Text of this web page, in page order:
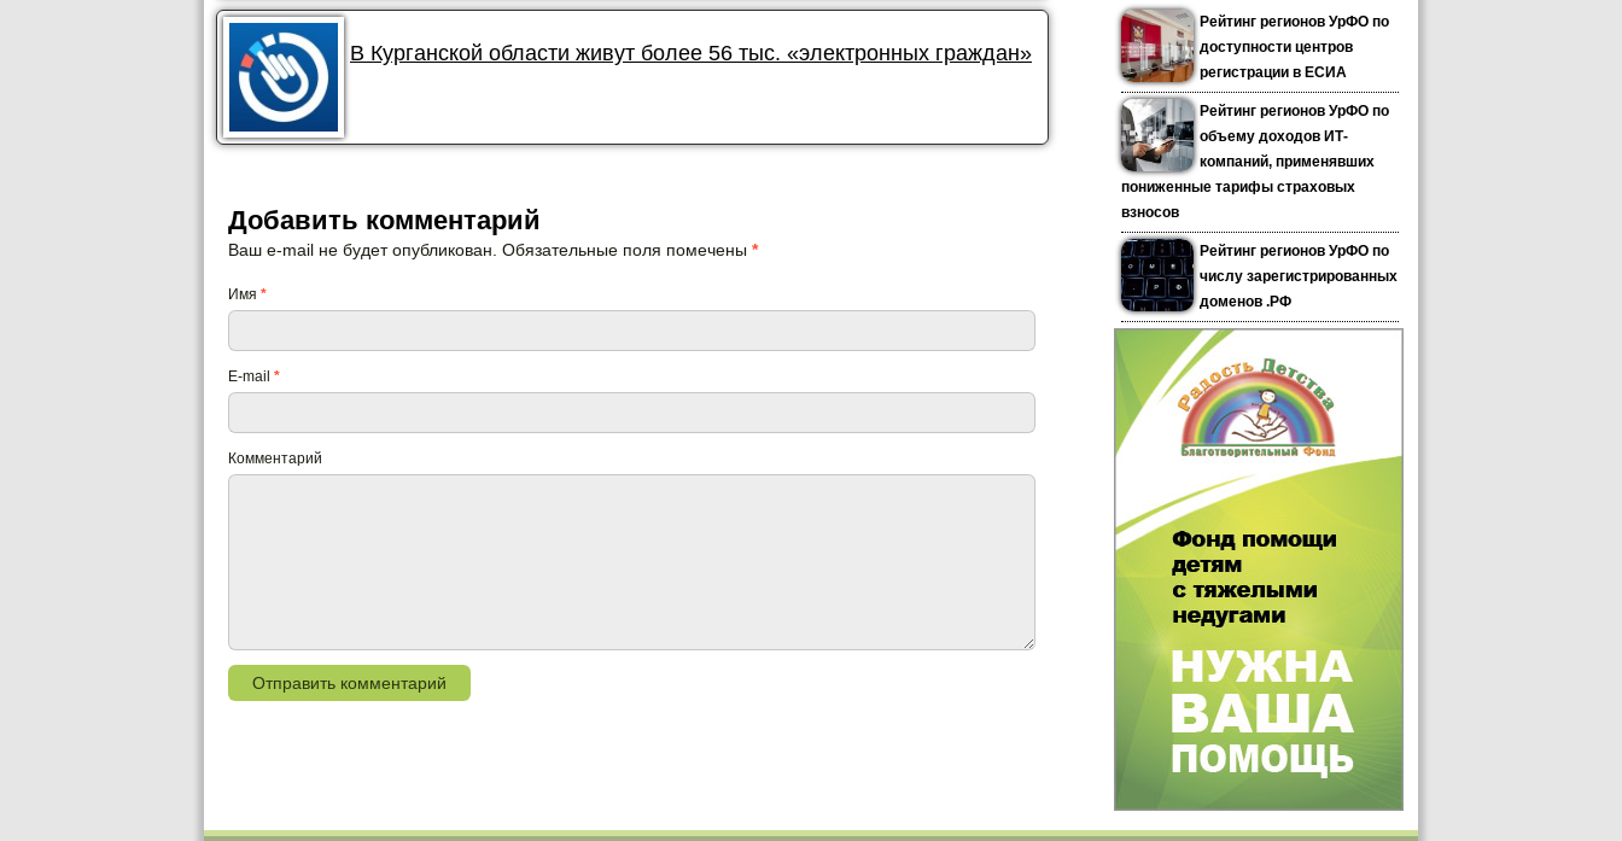
В Курганской области живут более 56 тыс. «электронных граждан»
Добавить комментарий
Ваш e-mail не будет опубликован. Обязательные поля помечены *
Имя *
E-mail *
Комментарий
Рейтинг регионов УрФО по
доступности центров
регистрации в ЕСИА
Рейтинг регионов УрФО по
объему доходов ИТ-
компаний, применявших
пониженные тарифы страховых
взносов
Рейтинг регионов УрФО по
числу зарегистрированных
доменов .РФ